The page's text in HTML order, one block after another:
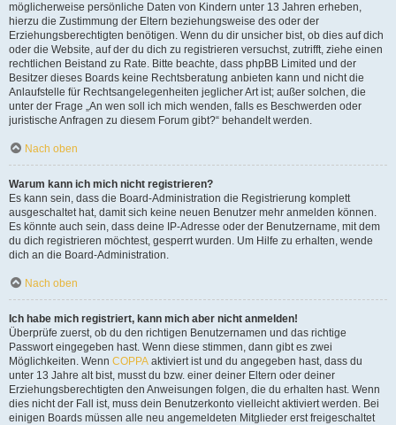
möglicherweise persönliche Daten von Kindern unter 13 Jahren erheben,
hierzu die Zustimmung der Eltern beziehungsweise des oder der
Erziehungsberechtigten benötigen. Wenn du dir unsicher bist, ob dies auf dich
oder die Website, auf der du dich zu registrieren versuchst, zutrifft, ziehe einen
rechtlichen Beistand zu Rate. Bitte beachte, dass phpBB Limited und der
Besitzer dieses Boards keine Rechtsberatung anbieten kann und nicht die
Anlaufstelle für Rechtsangelegenheiten jeglicher Art ist; außer solchen, die
unter der Frage „An wen soll ich mich wenden, falls es Beschwerden oder
juristische Anfragen zu diesem Forum gibt?“ behandelt werden.
Nach oben
Warum kann ich mich nicht registrieren?
Es kann sein, dass die Board-Administration die Registrierung komplett
ausgeschaltet hat, damit sich keine neuen Benutzer mehr anmelden können.
Es könnte auch sein, dass deine IP-Adresse oder der Benutzername, mit dem
du dich registrieren möchtest, gesperrt wurden. Um Hilfe zu erhalten, wende
dich an die Board-Administration.
Nach oben
Ich habe mich registriert, kann mich aber nicht anmelden!
Überprüfe zuerst, ob du den richtigen Benutzernamen und das richtige
Passwort eingegeben hast. Wenn diese stimmen, dann gibt es zwei
Möglichkeiten. Wenn COPPA aktiviert ist und du angegeben hast, dass du
unter 13 Jahre alt bist, musst du bzw. einer deiner Eltern oder deiner
Erziehungsberechtigten den Anweisungen folgen, die du erhalten hast. Wenn
dies nicht der Fall ist, muss dein Benutzerkonto vielleicht aktiviert werden. Bei
einigen Boards müssen alle neu angemeldeten Mitglieder erst freigeschaltet